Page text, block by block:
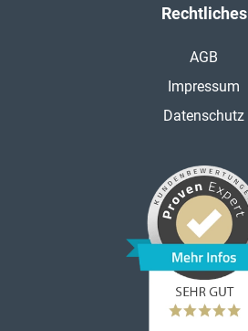
Rechtliches
AGB
Impressum
Datenschutz